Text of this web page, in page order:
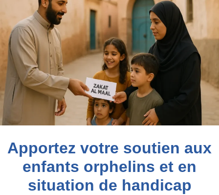
Apportez votre soutien aux
enfants orphelins et en
situation de handicap